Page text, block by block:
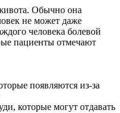
Обычно она
не может даже
человека болевой
пациенты отмечают
появляются из-за
которые могут отдавать